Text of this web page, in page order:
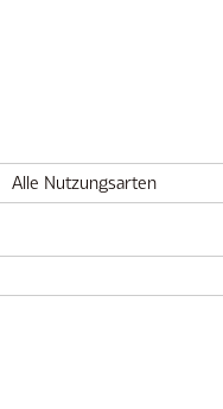
Alle Nutzungsarten